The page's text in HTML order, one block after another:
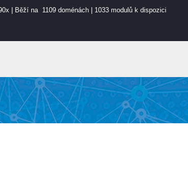
| Běží na 1109 doménách | 1033 modulů k dispozici